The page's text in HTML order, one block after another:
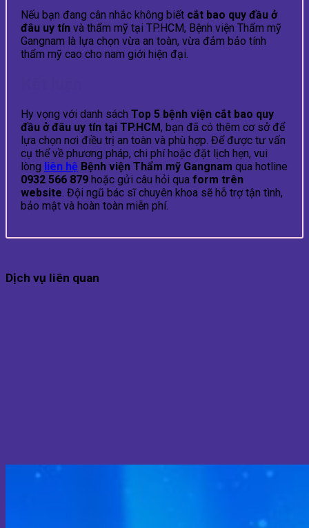
Nếu bạn đang cân nhắc không biết cắt bao quy đầu ở
đâu uy tín và thẩm mỹ tại TP.HCM, Bệnh viện Thẩm mỹ
Gangnam là lựa chọn vừa an toàn, vừa đảm bảo tính
thẩm mỹ cao cho nam giới hiện đại.
Hy vọng với danh sách Top 5 bệnh viện cắt bao quy
đầu ở đâu uy tín tại TP.HCM, bạn đã có thêm cơ sở để
lựa chọn nơi điều trị an toàn và phù hợp. Để được tư vấn
cụ thể về phương pháp, chi phí hoặc đặt lịch hẹn, vui
lòng liên hệ Bệnh viện Thẩm mỹ Gangnam qua hotline
0932 566 879 hoặc gửi câu hỏi qua form trên
website. Đội ngũ bác sĩ chuyên khoa sẽ hỗ trợ tận tình,
bảo mật và hoàn toàn miễn phí.
Dịch vụ liên quan